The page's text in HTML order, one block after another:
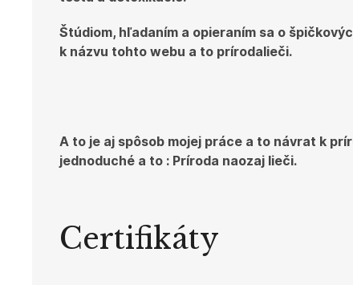
Štúdiom, hľadaním a opieraním sa o
k názvu tohto webu a to prírodalieči.
A to je aj spôsob mojej práce a to návrat k
jednoduché a to : Príroda naozaj lieči.
Certifikáty